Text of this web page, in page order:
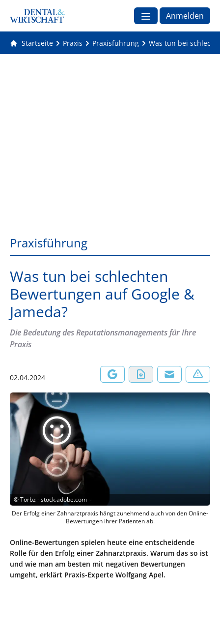
Anmelden
Startseite Praxis Praxisführung Was tun bei
Praxisführung
Was tun bei schlechten
Bewertungen auf Google &
Jameda?
Die Bedeutung des Reputationsmanagements für Ihre
Praxis
02.04.2024
©Torbz - stock.adobe.com
Der Erfolg einer Zahnarztpraxis hängt zunehmend auch von den Online-
Bewertungen ihrer Patienten ab.
Online-Bewertungen spielen heute eine entscheidende
Rolle für den Erfolg einer Zahnarztpraxis. Warum das so ist
und wie man am besten mit negativen Bewertungen
umgeht, erklärt Praxis-Experte Wolfgang Apel.